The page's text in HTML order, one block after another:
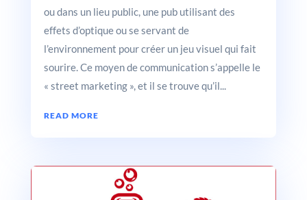
ou dans un lieu public, une pub utilisant des
effets d’optique ou se servant de
l’environnement pour créer un jeu visuel qui fait
sourire. Ce moyen de communication s’appelle le
« street marketing », et il se trouve qu’il...
READ MORE